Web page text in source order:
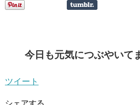
今日も元気につぶやいて
ツイート
シェアする